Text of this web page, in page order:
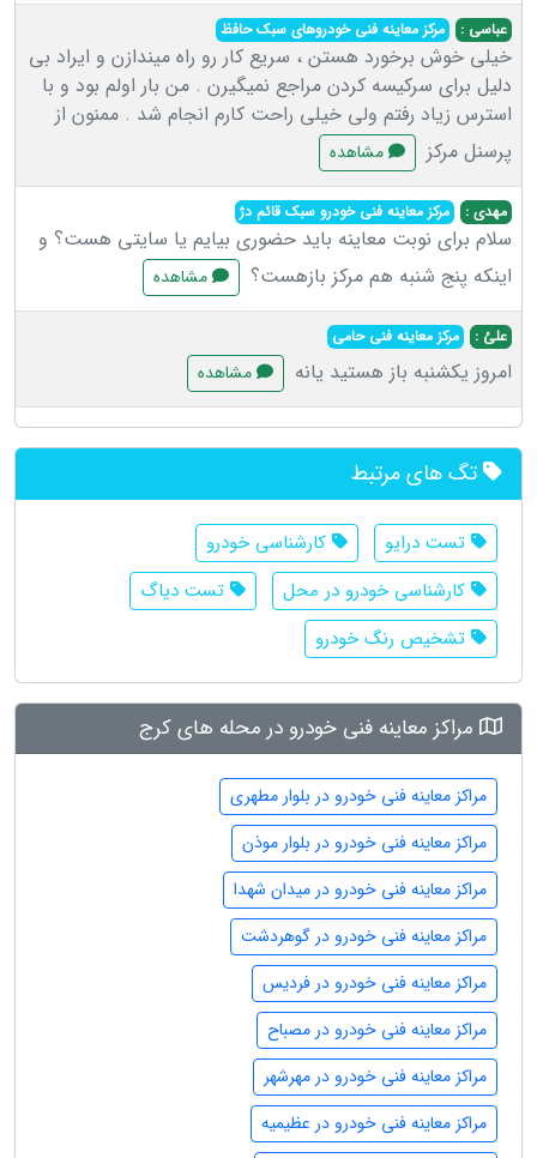
عباسی : مرکز معاینه فنی خودروهای سبک حافظ
خیلی خوش برخورد هستن ، سریع کار رو راه میندازن و ایراد بی
دلیل برای سرکیسه کردن مراجع نمیگیرن . من بار اولم بود و با
استرس زیاد رفتم ولی خیلی راحت کارم انجام شد . ممنون از
پرسنل مرکز
مشاهده
مهدی : مرکز معاینه فنی خودرو سبک قائم دژ
سلام برای نوبت معاینه باید حضوری بیایم یا سایتی هست؟ و
اینکه پنج شنبه هم مرکز بازهست؟
مشاهده
علئ : مرکز معاینه فنی حامی
امروز یکشنبه باز هستید یانه مشاهده
تگ های مرتبط
تست درایو
کارشناسی خودرو
کارشناسی خودرو در محل
تست دیاگ
تشخیص رنگ خودرو
مراکز معاینه فنی خودرو در محله های کرج
مراکز معاینه فنی خودرو در بلوار مطهری
مراکز معاینه فنی خودرو در بلوار موذن
مراکز معاینه فنی خودرو در میدان شهدا
مراکز معاینه فنی خودرو در گوهردشت
مراکز معاینه فنی خودرو در فردیس
مراکز معاینه فنی خودرو در مصباح
مراکز معاینه فنی خودرو در مهرشهر
مراکز معاینه فنی خودرو در عظیمیه